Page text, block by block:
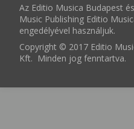
Az Editio Musica Budapest
Music Publishing Editio
engedélyével használjuk.
Copyright © 2017 Editio
Kft. Minden jog fenntartva.